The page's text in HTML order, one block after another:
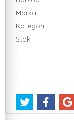
Marka
Kategori
Stok